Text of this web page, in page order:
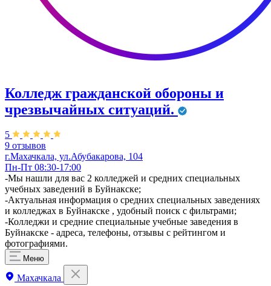
Колледж гражданской обороны и
чрезвычайных ситуаций.
5
9 отзывов
г.Махачкала, ул.Абубакарова, 104
Пн-Пт 08:30-17:00
​-Мы нашли для вас 2 колледжей и средних специальных
учебных заведений в Буйнакске;
-Актуальная информация о средних специальных заведениях
и колледжах в Буйнакске , удобный поиск с фильтрами;
-Колледжи и средние специальные учебные заведения в
Буйнакске - адреса, телефоны, отзывы с рейтингом и
фотографиями.
Меню
Махачкала